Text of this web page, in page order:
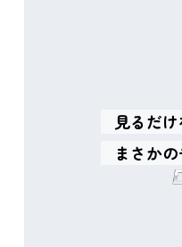
見るだ
まさか